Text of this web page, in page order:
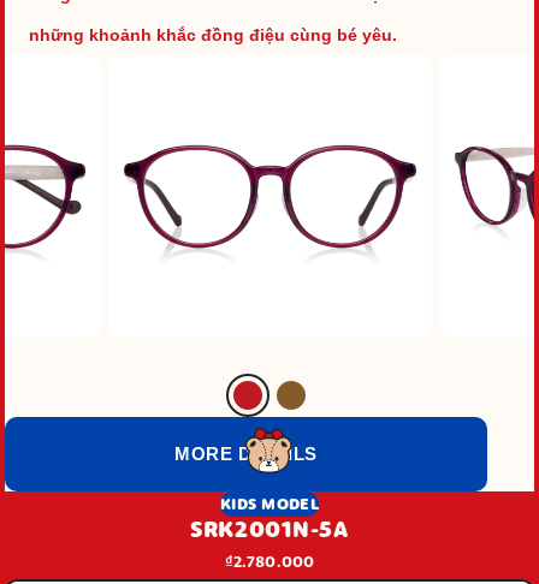
những khoảnh khắc đồng điệu cùng bé yêu.
MORE DETAILS
KIDS MODEL
SRK2001N-5A
₫2.780.000